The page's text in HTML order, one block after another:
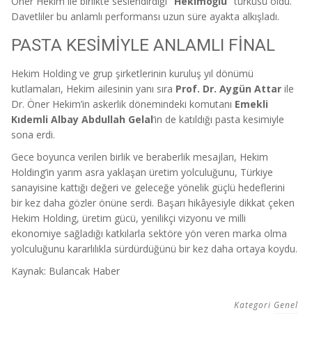
Davetliler bu anlamlı performansı uzun süre ayakta alkışladı.
PASTA KESİMİYLE ANLAMLI FİNAL
Hekim Holding ve grup şirketlerinin kuruluş yıl dönümü
kutlamaları, Hekim ailesinin yanı sıra Prof. Dr. Aygün Attar ile
Dr. Öner Hekim’in askerlik dönemindeki komutanı Emekli
Kıdemli Albay Abdullah Gelal‘in de katıldığı pasta kesimiyle
sona erdi.
Gece boyunca verilen birlik ve beraberlik mesajları, Hekim
Holding’in yarım asra yaklaşan üretim yolculuğunu, Türkiye
sanayisine kattığı değeri ve geleceğe yönelik güçlü hedeflerini
bir kez daha gözler önüne serdi. Başarı hikâyesiyle dikkat çeken
Hekim Holding, üretim gücü, yenilikçi vizyonu ve milli
ekonomiye sağladığı katkılarla sektöre yön veren marka olma
yolculuğunu kararlılıkla sürdürdüğünü bir kez daha ortaya koydu.
Kaynak: Bulancak Haber
Kategori Genel